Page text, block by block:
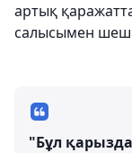
артық
салысымен
"Бұл